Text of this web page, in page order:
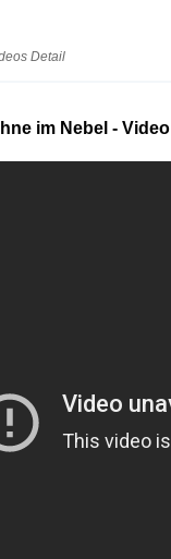
Detail
im Nebel - Video